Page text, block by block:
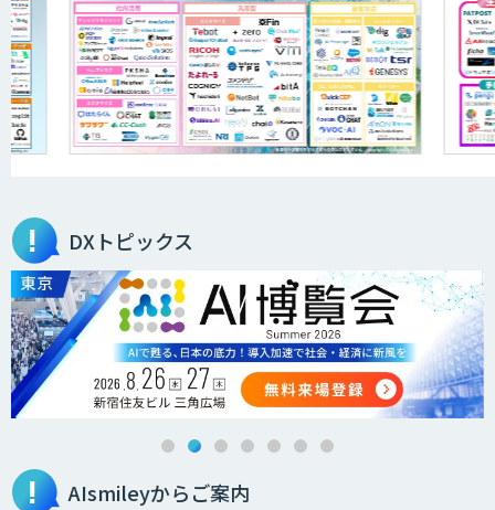
DXトピックス
AIsmileyからご案内